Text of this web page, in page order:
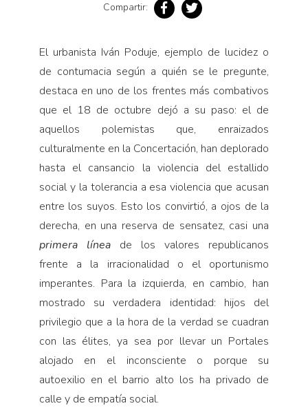
Compartir:
El urbanista Iván Poduje, ejemplo de lucidez o
de contumacia según a quién se le pregunte,
destaca en uno de los frentes más combativos
que el 18 de octubre dejó a su paso: el de
aquellos polemistas que, enraizados
culturalmente en la Concertación, han deplorado
hasta el cansancio la violencia del estallido
social y la tolerancia a esa violencia que acusan
entre los suyos. Esto los convirtió, a ojos de la
derecha, en una reserva de sensatez, casi una
primera líneade los valores republicanos
frente a la irracionalidad o el oportunismo
imperantes. Para la izquierda, en cambio, han
mostrado su verdadera identidad: hijos del
privilegio que a la hora de la verdad se cuadran
con las élites, ya sea por llevar un Portales
alojado en el inconsciente o porque su
autoexilio en el barrio alto los ha privado de
calle y de empatía social.